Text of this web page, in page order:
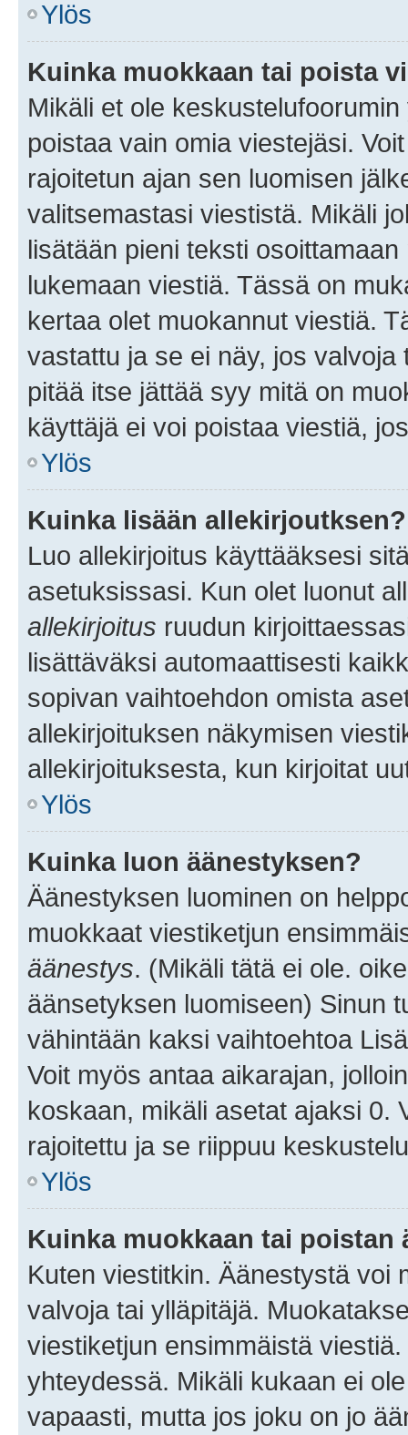
Ylös
Kuinka muokkaan tai poista
Mikäli et ole
poistaa vain omia viestejäsi.
rajoitetun ajan sen luomisen
valitsemastasi viestistä. Mikäli
lisätään pieni teksti
lukemaan viestiä. Tässä on
kertaa olet muokannut viestiä.
vastattu ja se ei näy, jos
pitää itse jättää syy mitä on
käyttäjä ei voi poistaa viestiä,
Ylös
Kuinka lisään allekirjoutksen?
Luo allekirjoitus käyttääksesi
asetuksissasi. Kun olet luonut
allekirjoitus ruudun
lisättäväksi automaattisesti
sopivan vaihtoehdon omista
allekirjoituksen näkymisen
allekirjoituksesta, kun kirjoitat
Ylös
Kuinka luon äänestyksen?
Äänestyksen luominen on
muokkaat viestiketjun
äänestys. (Mikäli tätä ei ole.
äänsetyksen luomiseen) Sinun
vähintään kaksi vaihtoehtoa
Voit myös antaa aikarajan,
koskaan, mikäli asetat ajaksi 0.
rajoitettu ja se riippuu
Ylös
Kuinka muokkaan tai poistan
Kuten viestitkin. Äänestystä voi
valvoja tai ylläpitäjä.
viestiketjun ensimmäistä
yhteydessä. Mikäli kukaan ei
vapaasti, mutta jos joku on jo